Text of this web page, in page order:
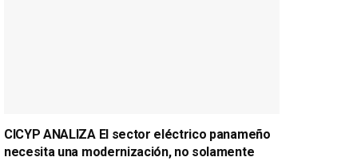
CICYP ANALIZA El sector eléctrico panameño
necesita una modernización, no solamente